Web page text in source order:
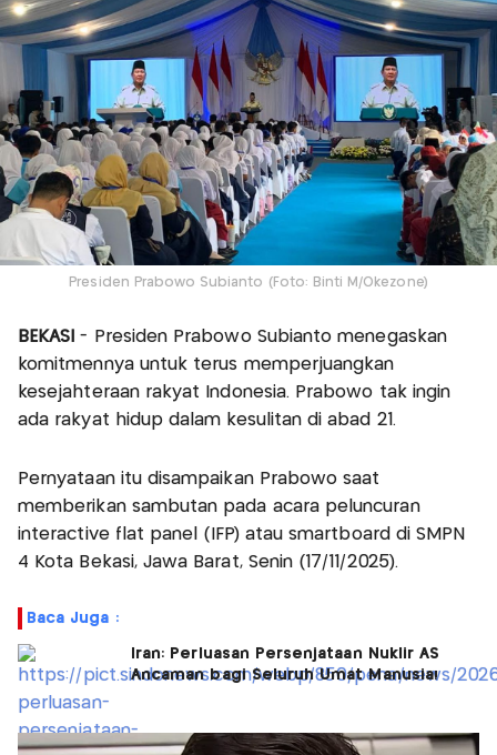
Presiden Prabowo Subianto (Foto: Binti M/Okezone)
BEKASI - Presiden Prabowo Subianto menegaskan
komitmennya untuk terus memperjuangkan
kesejahteraan rakyat Indonesia. Prabowo tak ingin
ada rakyat hidup dalam kesulitan di abad 21.
Pernyataan itu disampaikan Prabowo saat
memberikan sambutan pada acara peluncuran
interactive flat panel (IFP) atau smartboard di SMPN
4 Kota Bekasi, Jawa Barat, Senin (17/11/2025).
Baca Juga :
Iran: Perluasan Persenjataan Nuklir AS
Ancaman bagi Seluruh Umat Manusia!